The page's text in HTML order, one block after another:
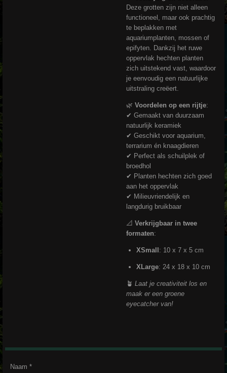
Deze grotten zijn niet alleen
functioneel, maar ook prachtig
te beplakken met
aquariumplanten, mossen of
epifyten. Dankzij het ruwe
oppervlak hechten planten
zich uitstekend vast, waardoor
je eenvoudig een natuurlijke
uitstraling creëert.
🌿 Voordelen op een rijtje:
✔ Gemaakt van duurzaam
natuurlijk keramiek
✔ Geschikt voor aquarium,
terrarium én knaagdieren
✔ Perfect als schuilplek of
broedhol
✔ Planten hechten zich goed
aan het oppervlak
✔ Milieuvriendelijk en
langdurig bruikbaar
📐 Verkrijgbaar in twee
formaten:
XSmall : 10 x 7 x 5 cm
XLarge: 24 x 18 x 10 cm
🪴 Laat je creativiteit los en
maak er een groene
eyecatcher van!
Naam *